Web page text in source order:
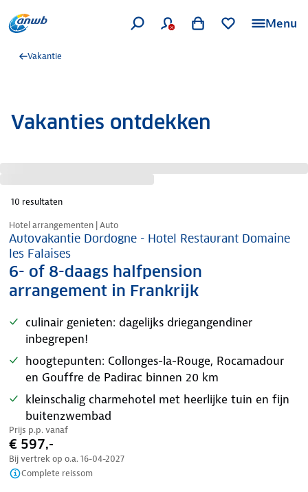
Menu
Vakantie
Vakanties ontdekken
10 resultaten
Nazomer korting
Hotel arrangementen | Auto
Autovakantie Dordogne - Hotel Restaurant Domaine
les Falaises
6- of 8-daags halfpension
arrangement in Frankrijk
culinair genieten: dagelijks driegangendiner
inbegrepen!
hoogtepunten: Collonges-la-Rouge, Rocamadour
en Gouffre de Padirac binnen 20 km
kleinschalig charmehotel met heerlijke tuin en fijn
buitenzwembad
Prijs p.p. vanaf
€ 597,-
Bij vertrek op o.a. 16-04-2027
Complete reissom
Nazomer korting